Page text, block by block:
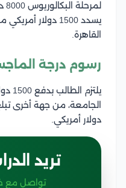
يسدد 1500 دولار
القاهرة.
رسوم درجة
دولار أمريكي.
تريد
تواصل مع